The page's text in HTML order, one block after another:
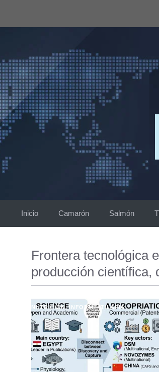
Inicio Camarón Salmón
Frontera tecnológica
producción científica,
NUTRICIÓN,INFORME,TILAPIA